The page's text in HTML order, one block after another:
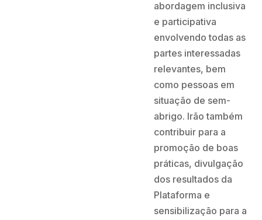
abordagem inclusiva
e participativa
envolvendo todas as
partes interessadas
relevantes, bem
como pessoas em
situação de sem-
abrigo. Irão também
contribuir para a
promoção de boas
práticas, divulgação
dos resultados da
Plataforma e
sensibilização para a